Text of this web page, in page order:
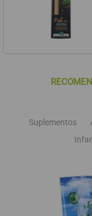
Suplementos